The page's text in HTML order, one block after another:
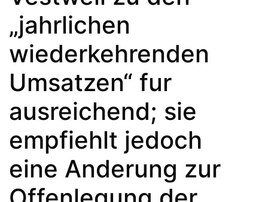
„jahrlichen
wiederkehrenden
Umsatzen“ fur
ausreichend; sie
empfiehlt jedoch
eine Anderung zur